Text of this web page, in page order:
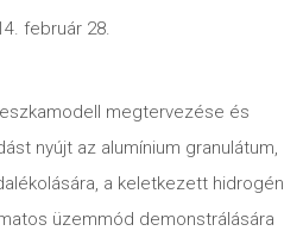
február 28.
megtervezése és
nyújt az alumínium granulátum,
a keletkezett hidrogén
üzemmód demonstrálására